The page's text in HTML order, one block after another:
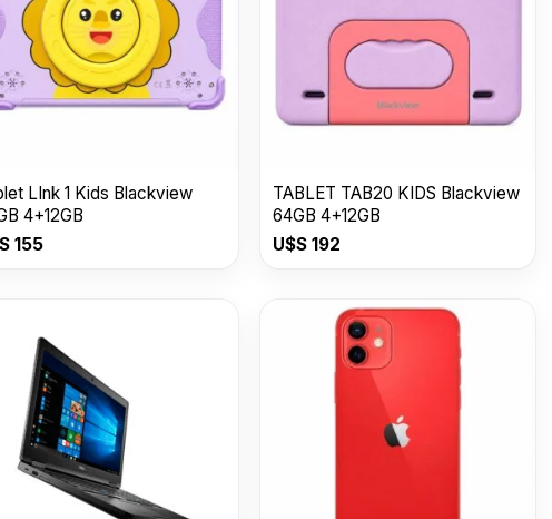
LInk 1 Kids Blackview
4+12GB
155
TABLET TAB20 KIDS Blackview
64GB 4+12GB
U$S 192